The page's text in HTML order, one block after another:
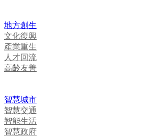
地方創生
文化復興
產業重生
人才回流
高齡友善
智慧城市
智慧交通
智能生活
智慧政府